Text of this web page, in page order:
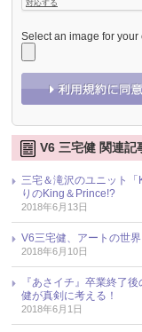
Select an image for your
V6 三宅健 関連記
三宅＆滝沢のユニット
りのKing＆Prince!?
2018年6月13日
V6三宅健、アートの世
2018年6月10日
『あさイチ』卒業終了
健が真剣に考える！
2018年6月1日